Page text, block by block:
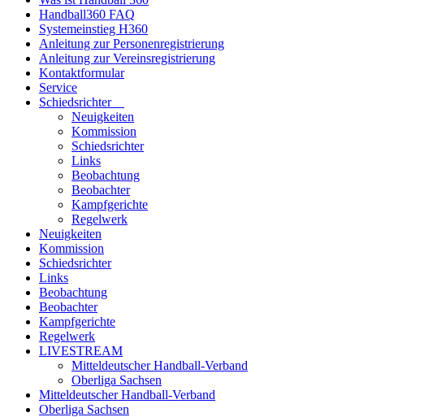
Handball360 FAQ
Systemeinstieg H360
Anleitung zur Personenregistrierung
Anleitung zur Vereinsregistrierung
Kontaktformular
Service
Schiedsrichter
Neuigkeiten
Kommission
Schiedsrichter
Links
Beobachtung
Beobachter
Kampfgerichte
Regelwerk
Neuigkeiten
Kommission
Schiedsrichter
Links
Beobachtung
Beobachter
Kampfgerichte
Regelwerk
LIVESTREAM
Mitteldeutscher Handball-Verband
Oberliga Sachsen
Mitteldeutscher Handball-Verband
Oberliga Sachsen